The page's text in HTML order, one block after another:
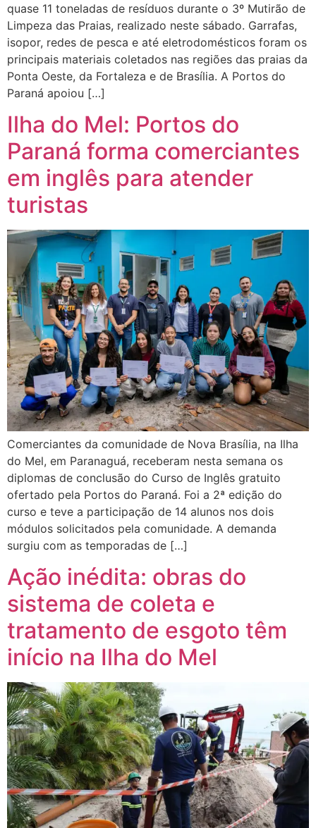
quase 11 toneladas de resíduos durante o 3º Mutirão de
Limpeza das Praias, realizado neste sábado. Garrafas,
isopor, redes de pesca e até eletrodomésticos foram os
principais materiais coletados nas regiões das praias da
Ponta Oeste, da Fortaleza e de Brasília. A Portos do
Paraná apoiou […]
Ilha do Mel: Portos do
Paraná forma comerciantes
em inglês para atender
turistas
Comerciantes da comunidade de Nova Brasília, na Ilha
do Mel, em Paranaguá, receberam nesta semana os
diplomas de conclusão do Curso de Inglês gratuito
ofertado pela Portos do Paraná. Foi a 2ª edição do
curso e teve a participação de 14 alunos nos dois
módulos solicitados pela comunidade. A demanda
surgiu com as temporadas de […]
Ação inédita: obras do
sistema de coleta e
tratamento de esgoto têm
início na Ilha do Mel